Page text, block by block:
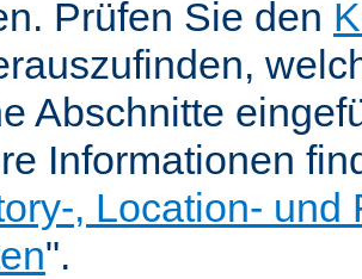
Prüfen Sie den
Abschnitte
Informationen
, Location- und
".